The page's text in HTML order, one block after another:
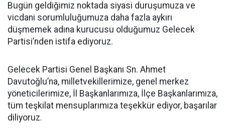
Bugün geldiğimiz noktada siyasi duruşumuza ve
vicdani sorumluluğumuza daha fazla aykırı
düşmemek adına kurucusu olduğumuz Gelecek
Partisi’nden istifa ediyoruz.
Gelecek Partisi Genel Başkanı Sn. Ahmet
Davutoğlu’na, milletvekillerimize, genel merkez
yöneticilerimize, İl Başkanlarımıza, İlçe Başkanlarımıza,
tüm teşkilat mensuplarımıza teşekkür ediyor, başarılar
diliyoruz.